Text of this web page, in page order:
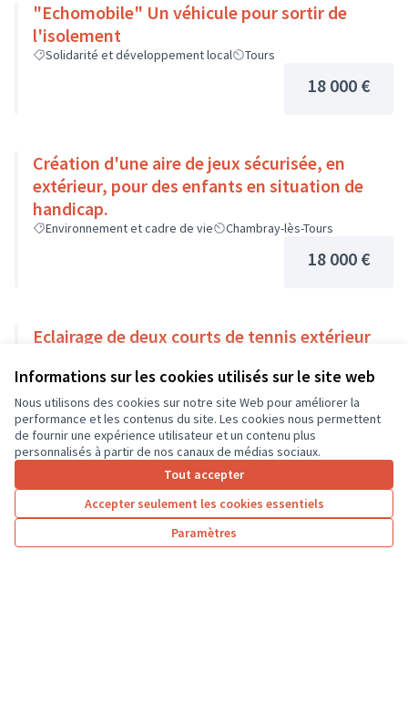
Informations sur les cookies utilisés sur le site web
Nous utilisons des cookies sur notre site Web pour améliorer la
performance et les contenus du site. Les cookies nous permettent
de fournir une expérience utilisateur et un contenu plus
personnalisés à partir de nos canaux de médias sociaux.
Tout accepter
Accepter seulement les cookies essentiels
Paramètres
"Echomobile" Un véhicule pour sortir de
l'isolement
Solidarité et développement local Tours
18 000 €
Création d'une aire de jeux sécurisée, en
extérieur, pour des enfants en situation de
handicap.
Environnement et cadre de vie Chambray-lès-Tours
18 000 €
Eclairage de deux courts de tennis extérieur
18 000 €
Résultats par page : 25
1 2 3 4